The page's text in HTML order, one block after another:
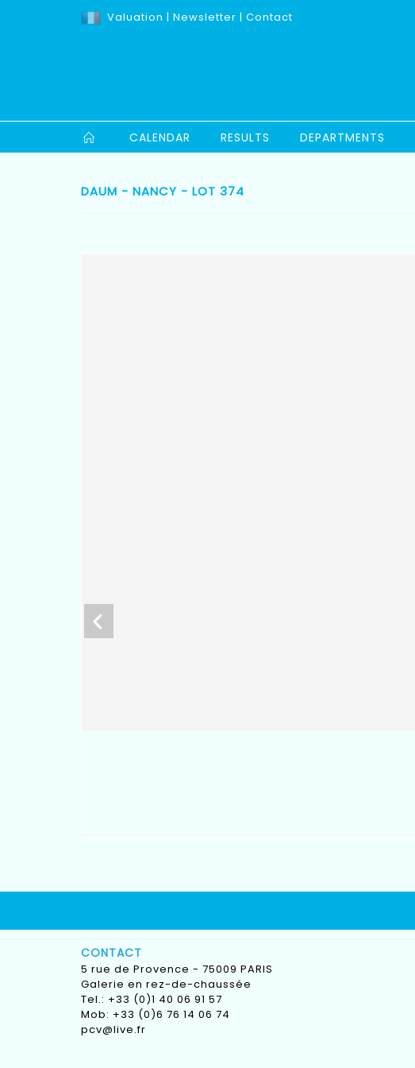
Valuation | Newsletter | Contact
CALENDAR RESULTS DEPARTMENTS
DAUM - NANCY - LOT 374
CONTACT
5 rue de Provence - 75009 PARIS
Galerie en rez-de-chaussée
Tel.: +33 (0)1 40 06 91 57
Mob: +33 (0)6 76 14 06 74
pcv@live.fr